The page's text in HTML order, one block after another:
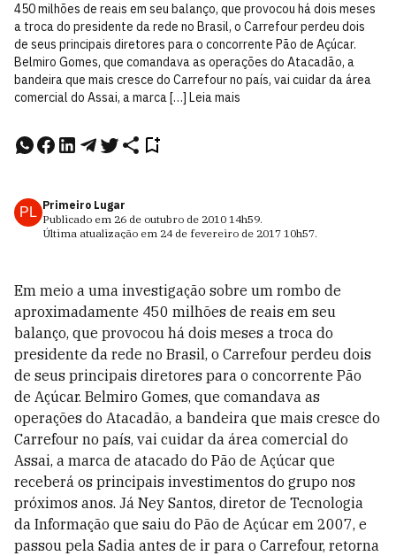
450 milhões de reais em seu balanço, que provocou há dois meses
a troca do presidente da rede no Brasil, o Carrefour perdeu dois
de seus principais diretores para o concorrente Pão de Açúcar.
Belmiro Gomes, que comandava as operações do Atacadão, a
bandeira que mais cresce do Carrefour no país, vai cuidar da área
comercial do Assai, a marca […] Leia mais
PL Primeiro Lugar
Publicado em 26 de outubro de 2010 14h59.
Última atualização em 24 de fevereiro de 2017 10h57.
Em meio a uma investigação sobre um rombo de
aproximadamente 450 milhões de reais em seu
balanço, que provocou há dois meses a troca do
presidente da rede no Brasil, o Carrefour perdeu dois
de seus principais diretores para o concorrente Pão
de Açúcar. Belmiro Gomes, que comandava as
operações do Atacadão, a bandeira que mais cresce do
Carrefour no país, vai cuidar da área comercial do
Assai, a marca de atacado do Pão de Açúcar que
receberá os principais investimentos do grupo nos
próximos anos. Já Ney Santos, diretor de Tecnologia
da Informação que saiu do Pão de Açúcar em 2007, e
passou pela Sadia antes de ir para o Carrefour, retorna